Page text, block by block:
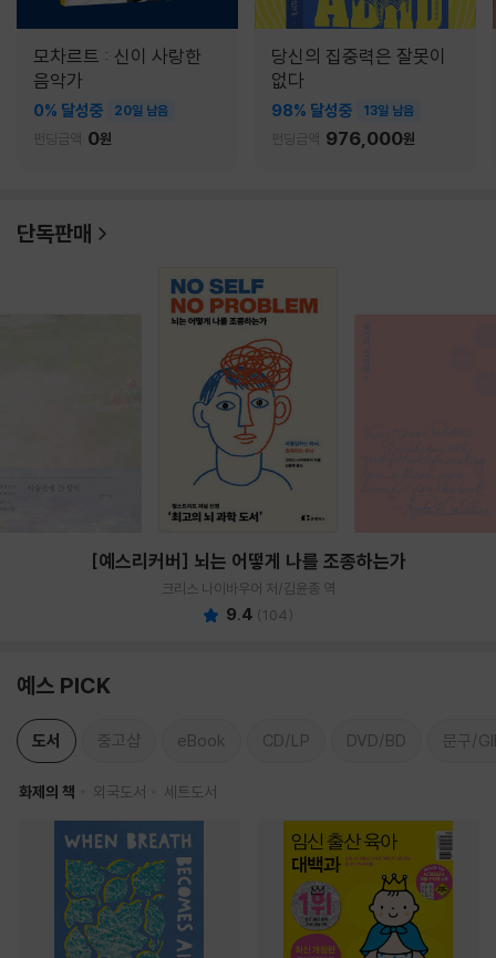
모차르트 : 신이 사랑한
음악가
0% 달성중 20일 남음
펀딩금액 0원
당신의 집중력은 잘못이
없다
98% 달성중 13일 남음
펀딩금액 976,000원
단독판매
[예스리커버] 뇌는 어떻게 나를 조종하는가
크리스 나이바우어 저/김윤종 역
9.4 (104)
예스 PICK
도서 중고샵 eBook CD/LP DVD/BD 문구/
화제의 책 외국도서 세트도서